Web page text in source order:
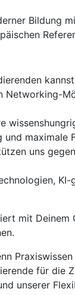
Bildung
Networking-
uns
mit Deinem
für die
unserer